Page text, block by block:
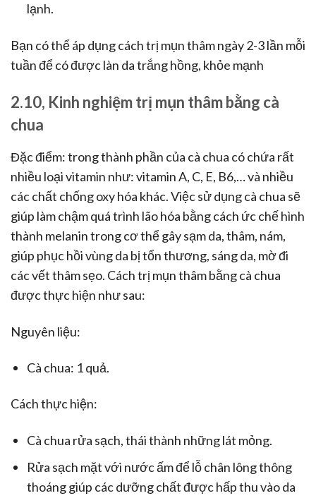
lạnh.
Bạn có thể áp dụng cách trị mụn thâm ngày 2-3 lần mỗi
tuần để có được làn da trắng hồng, khỏe mạnh
2.10, Kinh nghiệm trị mụn thâm bằng cà
chua
Đặc điểm: trong thành phần của cà chua có chứa rất
nhiều loại vitamin như: vitamin A, C, E, B6,… và nhiều
các chất chống oxy hóa khác. Việc sử dụng cà chua sẽ
giúp làm chậm quá trình lão hóa bằng cách ức chế hình
thành melanin trong cơ thể gây sạm da, thâm, nám,
giúp phục hồi vùng da bị tổn thương, sáng da, mờ đi
các vết thâm sẹo. Cách trị mụn thâm bằng cà chua
được thực hiện như sau:
Nguyên liệu:
Cà chua: 1 quả.
Cách thực hiện:
Cà chua rửa sạch, thái thành những lát mỏng.
Rửa sạch mặt với nước ấm để lỗ chân lông thông
thoáng giúp các dưỡng chất được hấp thu vào da